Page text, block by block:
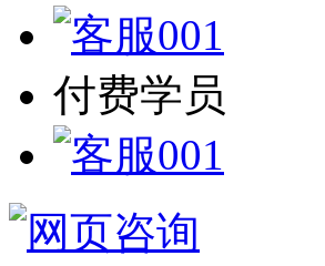
付费学员